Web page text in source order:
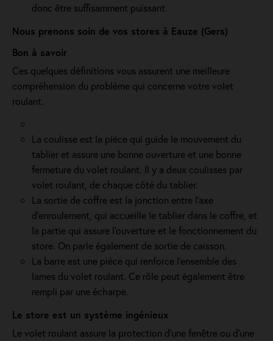
donc être suffisamment puissant.
Nous prenons soin de vos stores à Eauze (Gers)
Bon à savoir
Ces quelques définitions vous assurent une meilleure
compréhension du problème qui concerne votre volet
roulant.
La coulisse est la pièce qui guide le mouvement du
tablier et assure une bonne ouverture et une bonne
fermeture du volet roulant. Il y a deux coulisses par
volet roulant, de chaque côté du tablier.
La sortie de coffre est la jonction entre l’axe
d’enroulement, qui accueille le tablier dans le coffre, et
la partie qui assure l’ouverture et le fonctionnement du
store. On parle également de sortie de caisson.
La barre est une pièce qui renforce l’ensemble des
lames du volet roulant. Ce rôle peut également être
rempli par une écharpe.
Le store est un système ingénieux
Le volet roulant assure la protection d'une fenêtre ou d'une